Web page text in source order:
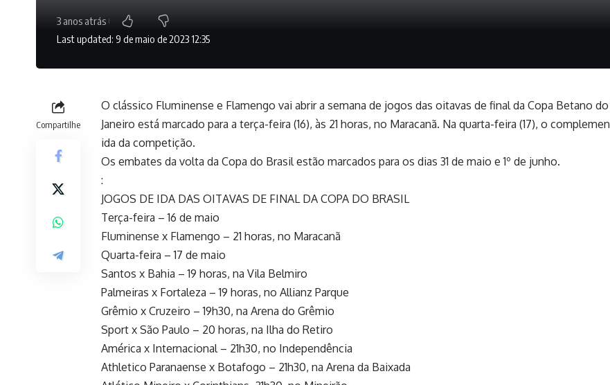
Last updated: 9 de maio de 2023 12:35
3 anos atrás
Compartilhe
O clássico Fluminense e Flamengo vai abrir a semana de jogos das oitavas de final da Copa Betano
Janeiro está marcado para a terça-feira (16), às 21 horas, no Maracanã. Na quarta-feira (17), o
ida da competição.
Os embates da volta da Copa do Brasil estão marcados para os dias 31 de maio e 1º de junho.
:
JOGOS DE IDA DAS OITAVAS DE FINAL DA COPA DO BRASIL
Terça-feira – 16 de maio
Fluminense x Flamengo – 21 horas, no Maracanã
Quarta-feira – 17 de maio
Santos x Bahia – 19 horas, na Vila Belmiro
Palmeiras x Fortaleza – 19 horas, no Allianz Parque
Grêmio x Cruzeiro – 19h30, na Arena do Grêmio
Sport x São Paulo – 20 horas, na Ilha do Retiro
América x Internacional – 21h30, no Independência
Athletico Paranaense x Botafogo – 21h30, na Arena da Baixada